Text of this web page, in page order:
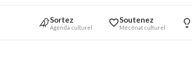
Sortez
Agenda culturel
Soutenez
Mécénat culturel